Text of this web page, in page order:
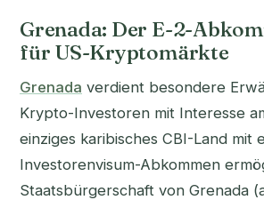
Grenada: Der E-2-
für US-Kryptomärkte
Grenada verdient besondere
Krypto-Investoren mit Interesse
einziges karibisches CBI-Land mit
Investorenvisum-Abkommen
Staatsbürgerschaft von Grenada